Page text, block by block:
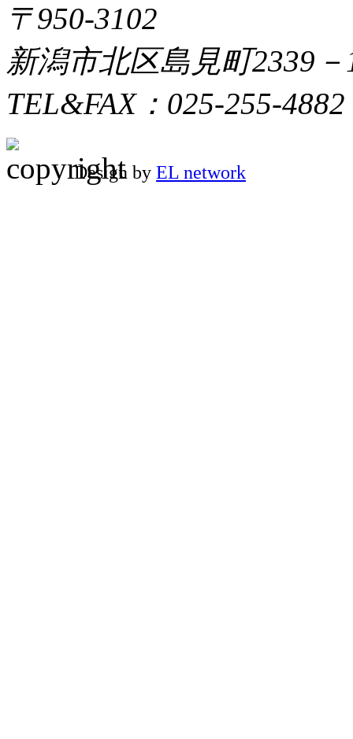
〒950-3102
新潟市北区島見町2339－
TEL&FAX：025-255-4882
Design by EL network